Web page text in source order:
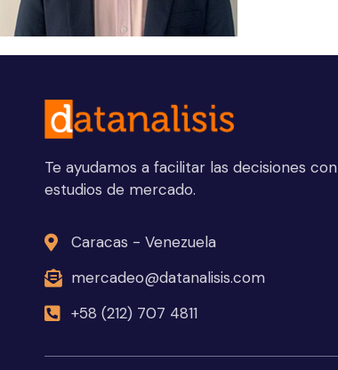
Te ayudamos a facilitar las decisiones con
estudios de mercado.
Caracas - Venezuela
mercadeo@datanalisis.com
+58 (212) 707 4811